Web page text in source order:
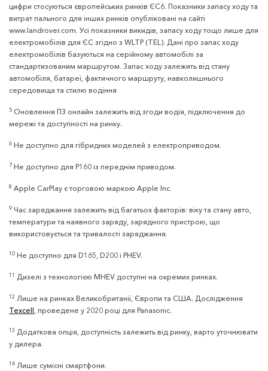
цифри стосуються європейських ринків ЄС6. Показники запасу ходу та
витрат пального для інших ринків опубліковані на сайті
www.landrover.com. Усі показники викидів, запасу ходу тощо лише для
електромобілів для ЄС згідно з WLTP (TEL). Дані про запас ходу
електромобілів базуються на серійному автомобілі за
стандартизованим маршрутом. Запас ходу залежить від стану
автомобіля, батареї, фактичного маршруту, навколишнього
середовища та стилю водіння
5 Оновлення ПЗ онлайн залежить від згоди водія, підключення до
мережі та доступності на ринку.
6 Не доступно для гібридних моделей з електроприводом.
7 Не доступно для P160 із переднім приводом.
8 Apple CarPlay є торговою маркою Apple Inc.
9 Час заряджання залежить від багатьох факторів: віку та стану авто,
температури та наявного заряду, зарядного пристрою, що
використовується та тривалості заряджання.
10 Не доступно для D165, D200 і PHEV.
11 Дизелі з технологією MHEV доступні на окремих ринках.
12 Лише на ринках Великобританії, Європи та США. Дослідження
Texcell, проведене у 2020 році для Panasonic.
13 Додаткова опція, доступність залежить від ринку, варто уточнювати
у дилера.
14 Лише сумісні смартфони.